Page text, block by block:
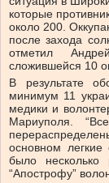
которые
около 200.
после захода
отметил
сложившейся 10
В результате
минимум 11
медики и
Мариуполя.
основном
было несколько
“Апострофу”